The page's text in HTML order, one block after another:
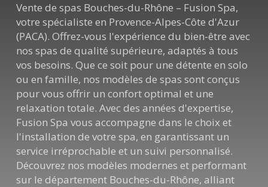
Vente de spas Bouches-du-Rhône – Fusion Spa,
votre spécialiste en Provence-Alpes-Côte d'Azur
(PACA). Offrez-vous l'expérience du bien-être avec
nos spas de qualité supérieure, adaptés à tous
vos besoins. Que ce soit pour une détente en solo
ou en famille, nos modèles de spas sont conçus
pour vous offrir un confort optimal et une
relaxation totale. Avec des années d'expertise,
Fusion Spa vous accompagne dans le choix et
l'installation de votre spa, en garantissant un
service irréprochable et un suivi personnalisé.
Découvrez nos modèles modernes et performant
sur le département Bouches-du-Rhône, alliant